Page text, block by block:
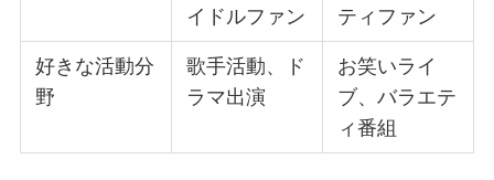
イドルファン
ティファン
好きな活動分
野
歌手活動、ド
ラマ出演
お笑いライ
ブ、バラエテ
ィ番組